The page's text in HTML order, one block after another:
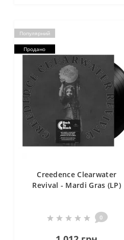
Популярний
Продано
Creedence Clearwater
Revival - Mardi Gras (LP)
0